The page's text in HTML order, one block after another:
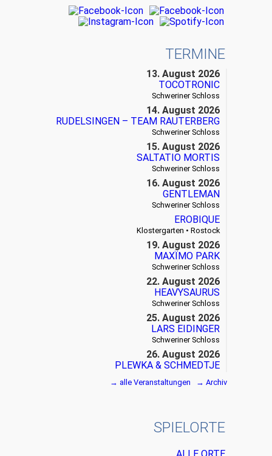
TERMINE
13. August 2026
TOCOTRONIC
Schweriner Schloss
14. August 2026
RUDELSINGEN – TEAM RAUTERBERG
Schweriner Schloss
15. August 2026
SALTATIO MORTIS
Schweriner Schloss
16. August 2026
GENTLEMAN
Schweriner Schloss
EROBIQUE
Klostergarten • Rostock
19. August 2026
MAXÏMO PARK
Schweriner Schloss
22. August 2026
HEAVYSAURUS
Schweriner Schloss
25. August 2026
LARS EIDINGER
Schweriner Schloss
26. August 2026
PLEWKA & SCHMEDTJE
27. August 2026
29. August 2026
Schweriner Schloss
→ alle Veranstaltungen → Archiv
SPIELORTE